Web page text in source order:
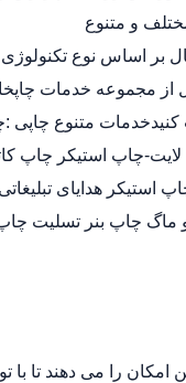
و متنوع
بر اساس نوع تکنولوژی
از مجموعه خدمات
کنیدخدمات متنوع
بک لایت-چاپ استیکر
هدایای
چاپ بنر تسلیت
امکان را می دهند تا